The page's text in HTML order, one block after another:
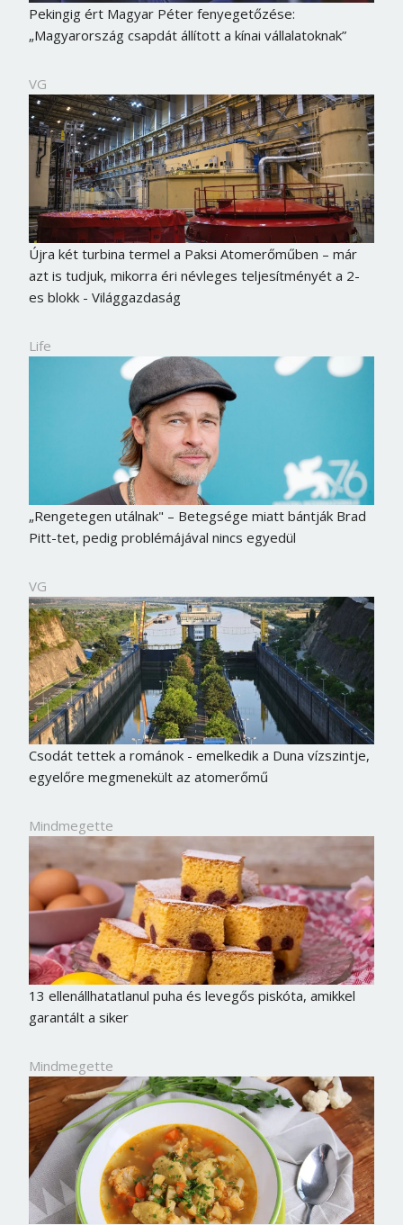
Pekingig ért Magyar Péter fenyegetőzése:
„Magyarország csapdát állított a kínai vállalatoknak”
VG
Újra két turbina termel a Paksi Atomerőműben – már
azt is tudjuk, mikorra éri névleges teljesítményét a 2-
es blokk - Világgazdaság
Life
„Rengetegen utálnak" – Betegsége miatt bántják Brad
Pitt-tet, pedig problémájával nincs egyedül
VG
Csodát tettek a románok - emelkedik a Duna vízszintje,
egyelőre megmenekült az atomerőmű
Mindmegette
13 ellenállhatatlanul puha és levegős piskóta, amikkel
garantált a siker
Mindmegette